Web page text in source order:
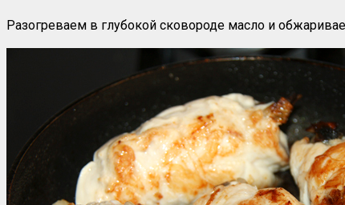
Разогреваем в глубокой сковороде масло и